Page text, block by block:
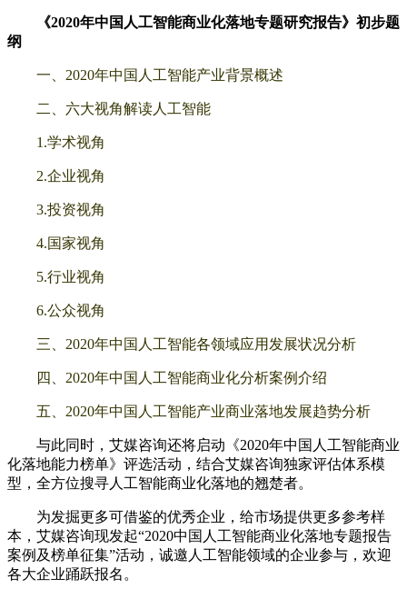
《2020年中国人工智能商业化落地专题研究报告》初步题
纲
一、2020年中国人工智能产业背景概述
二、六大视角解读人工智能
1.学术视角
2.企业视角
3.投资视角
4.国家视角
5.行业视角
6.公众视角
三、2020年中国人工智能各领域应用发展状况分析
四、2020年中国人工智能商业化分析案例介绍
五、2020年中国人工智能产业商业落地发展趋势分析
与此同时，艾媒咨询还将启动《2020年中国人工智能商业
化落地能力榜单》评选活动，结合艾媒咨询独家评估体系模
型，全方位搜寻人工智能商业化落地的翘楚者。
为发掘更多可借鉴的优秀企业，给市场提供更多参考样
本，艾媒咨询现发起“2020中国人工智能商业化落地专题报告
案例及榜单征集”活动，诚邀人工智能领域的企业参与，欢迎
各大企业踊跃报名。